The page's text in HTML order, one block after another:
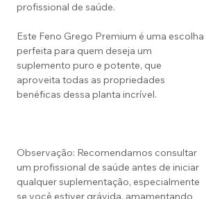
profissional de saúde.
Este Feno Grego Premium é uma escolha
perfeita para quem deseja um
suplemento puro e potente, que
aproveita todas as propriedades
benéficas dessa planta incrível.
Observação: Recomendamos consultar
um profissional de saúde antes de iniciar
qualquer suplementação, especialmente
se você estiver grávida, amamentando